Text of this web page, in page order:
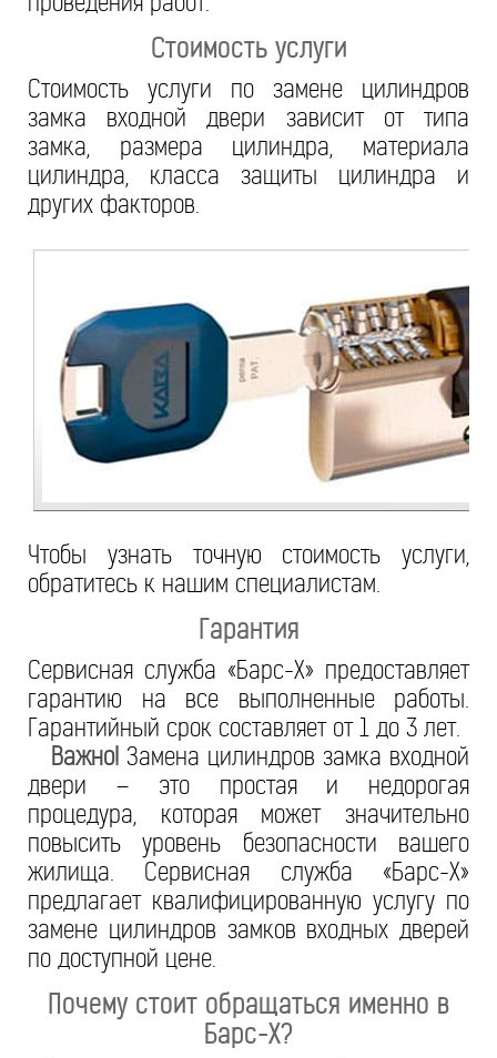
Стоимость услуги
Стоимость услуги по замене цилиндров
замка входной двери зависит от типа
замка, размера цилиндра, материала
цилиндра, класса защиты цилиндра и
других факторов.
Чтобы узнать точную стоимость услуги,
обратитесь к нашим специалистам.
Гарантия
Сервисная служба «Барс-Х» предоставляет
гарантию на все выполненные работы.
Гарантийный срок составляет от 1 до 3 лет.
Важно! Замена цилиндров замка входной
двери – это простая и недорогая
процедура, которая может значительно
повысить уровень безопасности вашего
жилища. Сервисная служба «Барс-Х»
предлагает квалифицированную услугу по
замене цилиндров замков входных дверей
по доступной цене.
Почему стоит обращаться именно в
Барс-Х?